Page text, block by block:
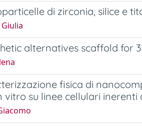
di zirconia, silice e
alternatives scaffold for
fisica di
vitro su linee cellulari